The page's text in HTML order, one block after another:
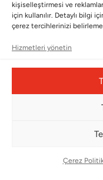
kişiselleştirmesi ve
için kullanılır. Detaylı bilgi
çerez tercihlerinizi
Hizmetleri yönetin
Çerez